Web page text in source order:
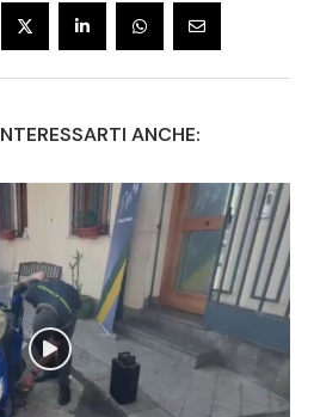
ANCHE: